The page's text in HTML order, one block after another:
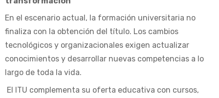
En el escenario actual, la formación universitaria no
finaliza con la obtención del título. Los cambios
tecnológicos y organizacionales exigen actualizar
conocimientos y desarrollar nuevas competencias a lo
largo de toda la vida.
El ITU complementa su oferta educativa con cursos,